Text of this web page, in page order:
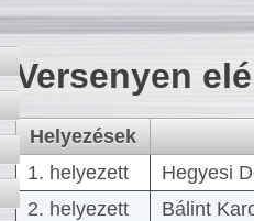
Versenyen
Helyezések
1. helyezett
Hegyesi
2. helyezett
Bálint